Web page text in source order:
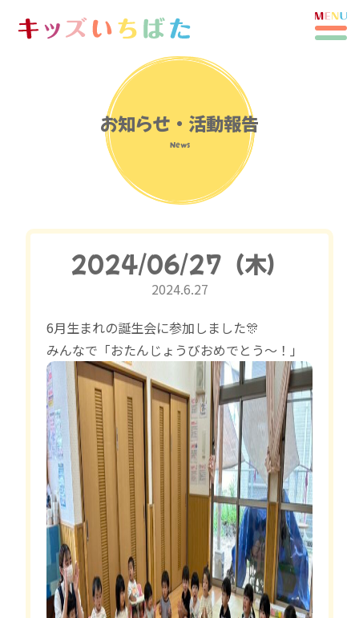
お知らせ・活動報告
News
2024/06/27（木）
2024.6.27
6月生まれの誕生会に参加しました🎊
みんなで「おたんじょうびおめでとう〜！」